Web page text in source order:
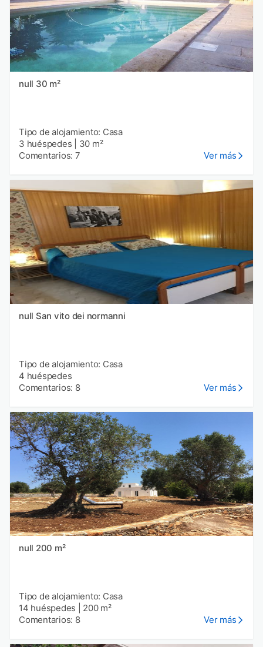
null 30 m²
Tipo de alojamiento: Casa
3 huéspedes
30 m²
Comentarios: 7
Ver más
null San vito dei normanni
Tipo de alojamiento: Casa
4 huéspedes
Comentarios: 8
Ver más
null 200 m²
Tipo de alojamiento: Casa
14 huéspedes
200 m²
Comentarios: 8
Ver más